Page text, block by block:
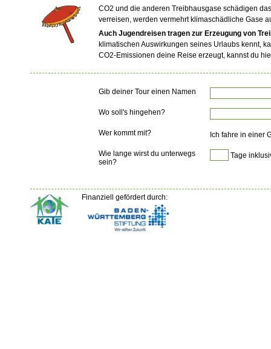
CO2 und die anderen Treibhausgase schädigen
verreisen, werden vermehrt klimaschädliche Gase
Auch Jugendreisen tragen zur Erzeugung von
klimatischen Auswirkungen seines Urlaubs kennt,
CO2-Emissionen deine Reise erzeugt, kannst du
Gib deiner Tour einen Namen
Wo soll's hingehen?
Wer kommt mit? Ich fahre in einer
Wie lange wirst du unterwegs
sein?
Tage
Finanziell gefördert durch: